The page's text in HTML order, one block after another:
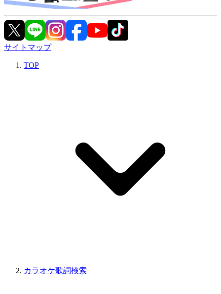
サイトマップ
TOP
カラオケ歌詞検索